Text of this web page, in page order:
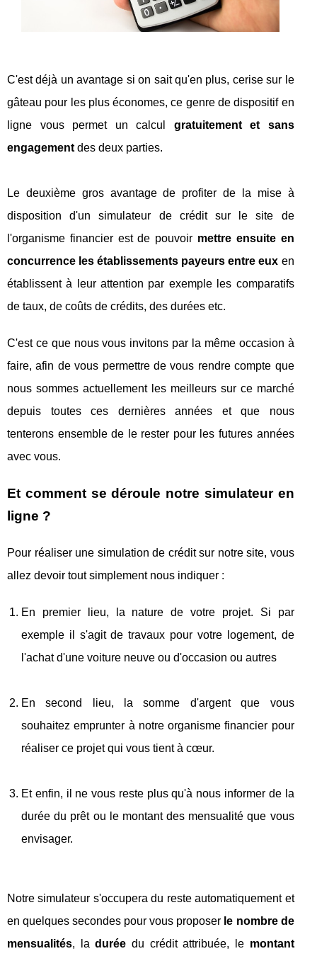
C'est déjà un avantage si on sait qu'en plus, cerise sur le
gâteau pour les plus économes, ce genre de dispositif en
ligne vous permet un calcul gratuitement et sans
engagement des deux parties.
Le deuxième gros avantage de profiter de la mise à
disposition d'un simulateur de crédit sur le site de
l'organisme financier est de pouvoir mettre ensuite en
concurrence les établissements payeurs entre eux en
établissent à leur attention par exemple les comparatifs
de taux, de coûts de crédits, des durées etc.
C'est ce que nous vous invitons par la même occasion à
faire, afin de vous permettre de vous rendre compte que
nous sommes actuellement les meilleurs sur ce marché
depuis toutes ces dernières années et que nous
tenterons ensemble de le rester pour les futures années
avec vous.
Et comment se déroule notre simulateur en
ligne ?
Pour réaliser une simulation de crédit sur notre site, vous
allez devoir tout simplement nous indiquer :
En premier lieu, la nature de votre projet. Si par
exemple il s'agit de travaux pour votre logement, de
l'achat d'une voiture neuve ou d'occasion ou autres
En second lieu, la somme d'argent que vous
souhaitez emprunter à notre organisme financier pour
réaliser ce projet qui vous tient à cœur.
Et enfin, il ne vous reste plus qu'à nous informer de la
durée du prêt ou le montant des mensualité que vous
envisager.
Notre simulateur s'occupera du reste automatiquement et
en quelques secondes pour vous proposer le nombre de
mensualités, la durée du crédit attribuée, le montant